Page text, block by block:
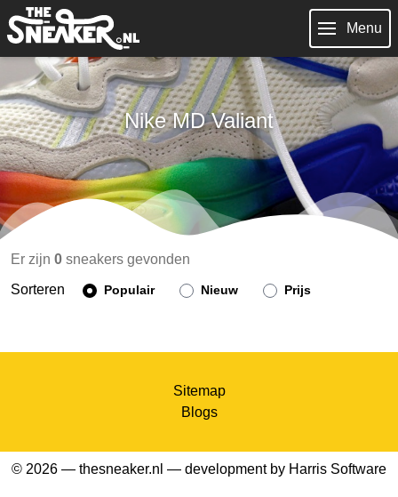
Menu
Nike MD Valiant
Er zijn 0 sneakers gevonden
Sorteren
Populair Nieuw Prijs
Sitemap
Blogs
© 2026 — thesneaker.nl — development by Harris Software